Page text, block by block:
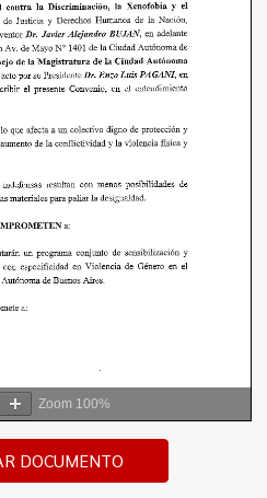
Zoom 100%
DOCUMENTO